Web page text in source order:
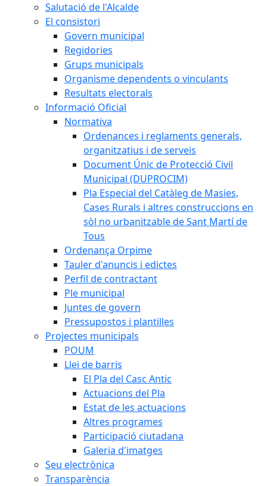
Salutació de l'Alcalde
El consistori
Govern municipal
Regidories
Grups municipals
Organisme dependents o vinculants
Resultats electorals
Informació Oficial
Normativa
Ordenances i reglaments generals,
organitzatius i de serveis
Document Únic de Protecció Civil
Municipal (DUPROCIM)
Pla Especial del Catàleg de Masies,
Cases Rurals i altres construccions en
sòl no urbanitzable de Sant Martí de
Tous
Ordenança Orpime
Tauler d'anuncis i edictes
Perfil de contractant
Ple municipal
Juntes de govern
Pressupostos i plantilles
Projectes municipals
POUM
Llei de barris
El Pla del Casc Antic
Actuacions del Pla
Estat de les actuacions
Altres programes
Participació ciutadana
Galeria d'imatges
Seu electrònica
Transparència